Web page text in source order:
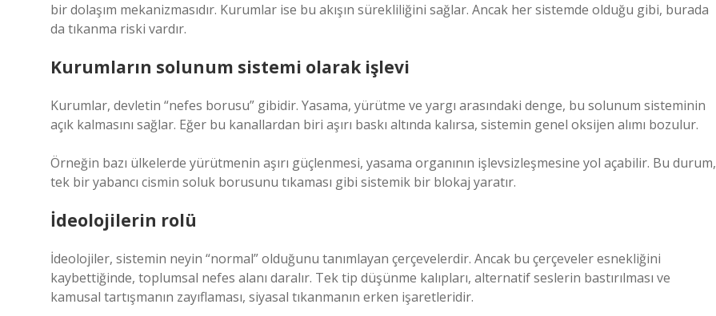
bir dolaşım mekanizmasıdır. Kurumlar ise bu akışın sürekliliğini sağlar. Ancak her sistemde olduğu gibi, burada
da tıkanma riski vardır.
Kurumların solunum sistemi olarak işlevi
Kurumlar, devletin “nefes borusu” gibidir. Yasama, yürütme ve yargı arasındaki denge, bu solunum sisteminin
açık kalmasını sağlar. Eğer bu kanallardan biri aşırı baskı altında kalırsa, sistemin genel oksijen alımı bozulur.
Örneğin bazı ülkelerde yürütmenin aşırı güçlenmesi, yasama organının işlevsizleşmesine yol açabilir. Bu durum,
tek bir yabancı cismin soluk borusunu tıkaması gibi sistemik bir blokaj yaratır.
İdeolojilerin rolü
İdeolojiler, sistemin neyin “normal” olduğunu tanımlayan çerçevelerdir. Ancak bu çerçeveler esnekliğini
kaybettiğinde, toplumsal nefes alanı daralır. Tek tip düşünme kalıpları, alternatif seslerin bastırılması ve
kamusal tartışmanın zayıflaması, siyasal tıkanmanın erken işaretleridir.